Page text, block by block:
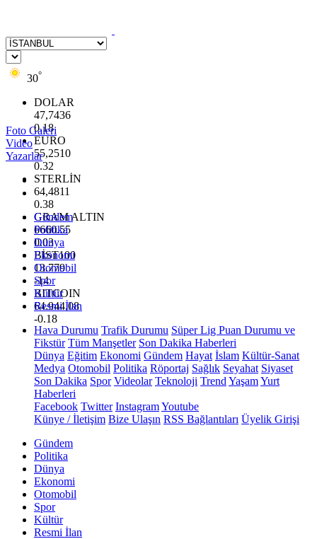
30°
DOLAR
47,7436
0.18
EURO
55,2510
0.32
STERLİN
64,4811
0.38
GRAM ALTIN
6660.55
0.03
BİST100
13.779
-14
BITCOIN
64.944,08
-0.18
Foto Galeri
Video
Yazarlar
Gündem
Politika
Dünya
Ekonomi
Otomobil
Spor
Kültür
Resmi İlan
Hava Durumu Trafik Durumu Süper Lig Puan Durumu ve
Fikstür Tüm Manşetler Son Dakika Haberleri
Dünya Eğitim Ekonomi Gündem Hayat İslam Kültür-Sanat
Medya Otomobil Politika Röportaj Sağlık Seyahat Siyaset
Son Dakika Spor Videolar Teknoloji Trend YaşamYurt
Haberleri
Facebook Twitter InstagramYoutube
Künye / İletişim Bize Ulaşın RSS Bağlantıları Üyelik Girişi
Gündem
Politika
Dünya
Ekonomi
Otomobil
Spor
Kültür
Resmi İlan